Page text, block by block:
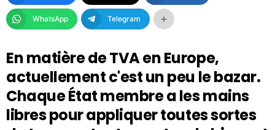
WhatsApp Telegram
En matière de TVA en Europe,
actuellement c'est un peu le bazar.
Chaque État membre a les mains
libres pour appliquer toutes sortes